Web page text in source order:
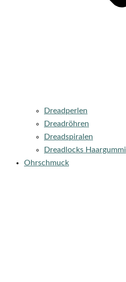
Dreadperlen
Dreadröhren
Dreadspiralen
Dreadlocks Haargummi
Ohrschmuck